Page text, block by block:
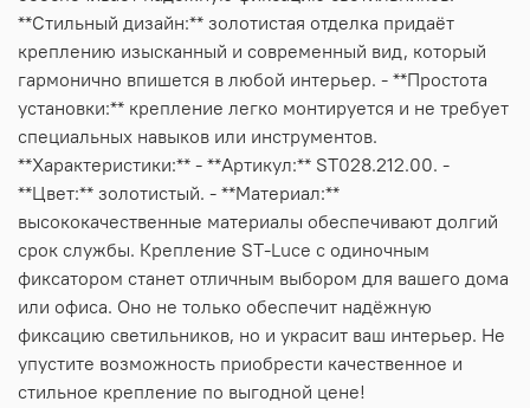
**Стильный дизайн:** золотистая отделка придаёт
креплению изысканный и современный вид, который
гармонично впишется в любой интерьер. - **Простота
установки:** крепление легко монтируется и не требует
специальных навыков или инструментов.
**Характеристики:** - **Артикул:** ST028.212.00. -
**Цвет:** золотистый. - **Материал:**
высококачественные материалы обеспечивают долгий
срок службы. Крепление ST-Luce с одиночным
фиксатором станет отличным выбором для вашего дома
или офиса. Оно не только обеспечит надёжную
фиксацию светильников, но и украсит ваш интерьер. Не
упустите возможность приобрести качественное и
стильное крепление по выгодной цене!